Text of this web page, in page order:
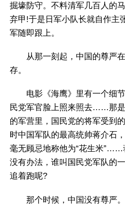
掘壕防守。不料清军几百人的
弃甲!于是日军小队长就自作主
军随即跟上。
从那一刻起，中国的尊严
存。
电影《海鹰》里有一个细
民党军官脸上照来照去……那
的军营里，国民党的将军受到
时中国军队的最高统帅蒋介石
毫无顾忌地称他为“花生米”……
没有办法，谁叫国民党军队的
追着跑呢?
那个时候，中国没有尊严。